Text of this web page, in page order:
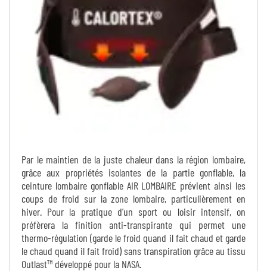
Par le maintien de la juste chaleur dans la région lombaire,
grâce aux propriétés isolantes de la partie gonflable, la
ceinture lombaire gonflable AIR LOMBAIRE prévient ainsi les
coups de froid sur la zone lombaire, particulièrement en
hiver. Pour la pratique d’un sport ou loisir intensif, on
préfèrera la finition anti-transpirante qui permet une
thermo-régulation (garde le froid quand il fait chaud et garde
le chaud quand il fait froid) sans transpiration grâce au tissu
Outlast™ développé pour la NASA.